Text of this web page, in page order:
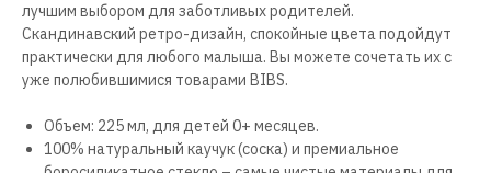
лучшим выбором для заботливых родителей.
Скандинавский ретро-дизайн, спокойные цвета подойдут
практически для любого малыша. Вы можете сочетать их с
уже полюбившимися товарами BIBS.
Объем: 225 мл, для детей 0+ месяцев.
100% натуральный каучук (соска) и премиальное